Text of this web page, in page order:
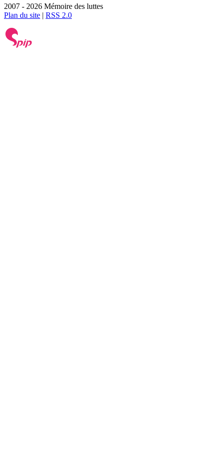
2007 - 2026 Mémoire des luttes
Plan du site | RSS 2.0